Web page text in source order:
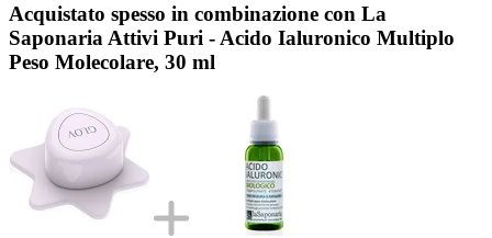
Acquistato spesso in combinazione con La
Saponaria Attivi Puri - Acido Ialuronico Multiplo
Peso Molecolare, 30 ml